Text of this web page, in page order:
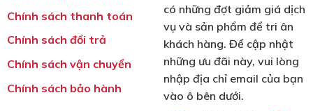
Chính sách thanh toán
Chính sách đổi trả
Chính sách vận chuyển
Chính sách bảo hành
có những đợt giảm giá dịch
vụ và sản phẩm để tri ân
khách hàng. Để cập nhật
những ưu đãi này, vui lòng
nhập địa chỉ email của bạn
vào ô bên dưới.